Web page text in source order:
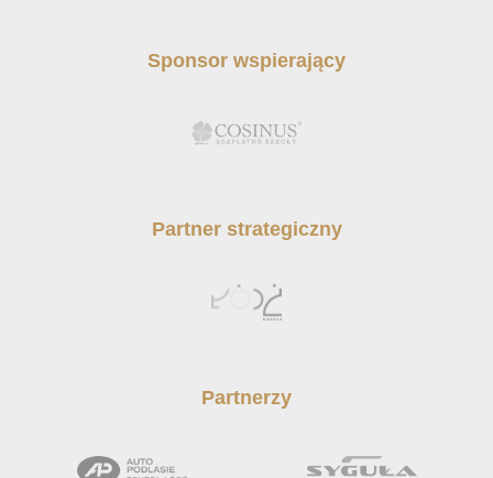
Sponsor wspierający
Partner strategiczny
Partnerzy